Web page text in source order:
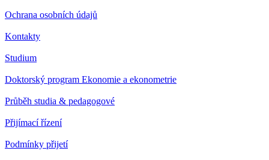
Ochrana osobních údajů
Kontakty
Studium
Doktorský program Ekonomie a ekonometrie
Průběh studia & pedagogové
Přijímací řízení
Podmínky přijetí